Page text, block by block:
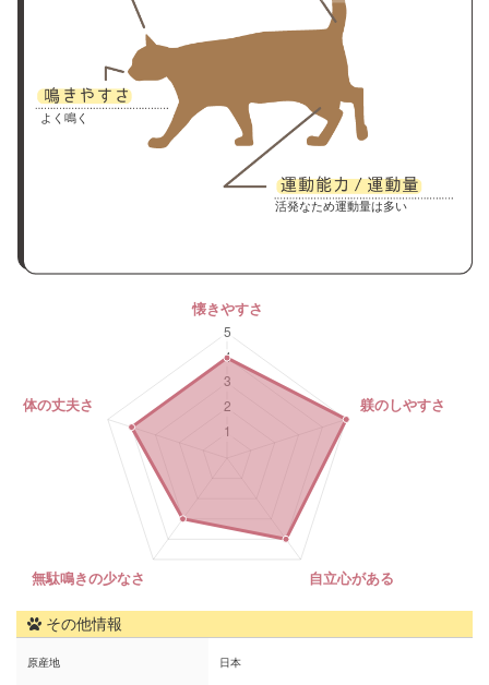
よく鳴く
活発なため運動量は多い
その他情報
原産地 日本